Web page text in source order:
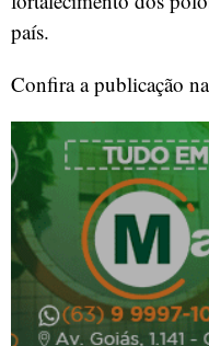
país.
Confira a publicação